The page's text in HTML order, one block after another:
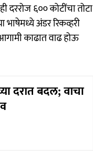
दररोज ६०० कोटींचा तोटा
अंडर रिकव्हरी
काढात वाढ होऊ
दरात बदल; वाचा